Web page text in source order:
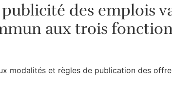
des emplois
aux trois
modalités et règles de publication des